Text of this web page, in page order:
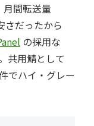
月間転送量
さだったから
の採用な
共用鯖として
でハイ・グレー